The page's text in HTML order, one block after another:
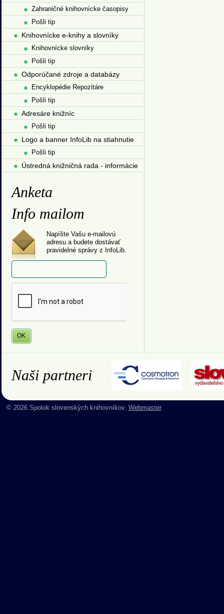
Zahraničné knihovnícke časopisy
Pošli tip
Knihovnícke e-knihy a slovníky
Knihovnícke slovníky
Pošli tip
Odporúčané zdroje a databázy
Encyklopédie Repozitáre
Pošli tip
Adresáre knižníc
Pošli tip
Logo a banner InfoLib na stiahnutie
Pošli tip
Ústredná knižničná rada - informácie
Anketa
Info mailom
Napíšte Vašu e-mailovú
adresu a budete dostávať
pravidelné správy z InfoLib.
Naši partneri
© 2026 Spolok slovenských knihovníkov. Webmaster